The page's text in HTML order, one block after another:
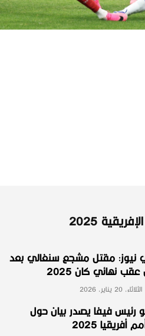
2025
مقتل مشجع سنغالي بعد
نهائي كان 2025
الثلاثاء، 20 يناير، 2026
رئيس فيفا يصدر بيان حول
2025